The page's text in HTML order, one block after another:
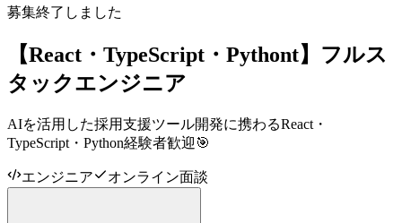
募集終了しました
【React・TypeScript・Pythont】フルス
タックエンジニア
AIを活用した採用支援ツール開発に携わるReact・
TypeScript・Python経験者歓迎🎯
エンジニア オンライン面談